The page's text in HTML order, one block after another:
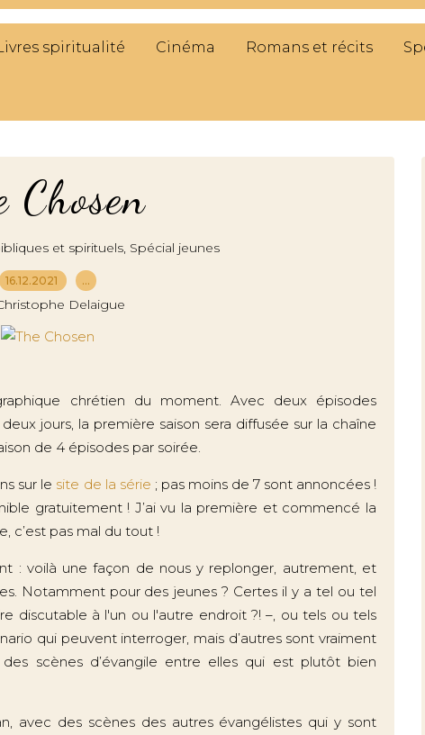
spiritualité Cinéma Romans et récits
Chosen
et spirituels, Spécial jeunes
16.12.2021 …
Delaigue
chrétien du moment. Avec deux épisodes
jours, la première saison sera diffusée sur la chaîne
de 4 épisodes par soirée.
sur le site de la série ; pas moins de 7 sont annoncées !
gratuitement ! J’ai vu la première et commencé la
c’est pas mal du tout !
: voilà une façon de nous y replonger, autrement, et
Notamment pour des jeunes ? Certes il y a tel ou tel
discutable à l'un ou l'autre endroit ?! –, ou tels ou tels
qui peuvent interroger, mais d’autres sont vraiment
scènes d’évangile entre elles qui est plutôt bien
avec des scènes des autres évangélistes qui y sont